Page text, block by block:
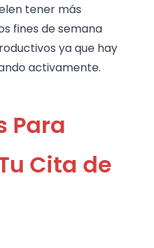
tener más
fines de semana
ya que hay
activamente.
Para
Cita de